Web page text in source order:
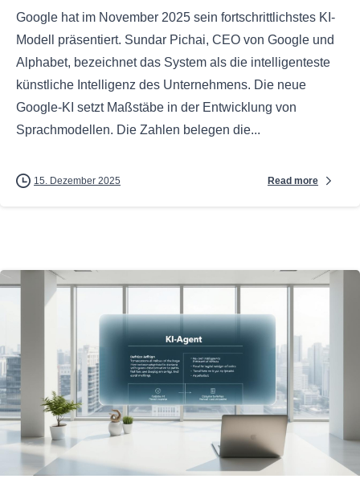
Google hat im November 2025 sein fortschrittlichstes KI-
Modell präsentiert. Sundar Pichai, CEO von Google und
Alphabet, bezeichnet das System als die intelligenteste
künstliche Intelligenz des Unternehmens. Die neue
Google-KI setzt Maßstäbe in der Entwicklung von
Sprachmodellen. Die Zahlen belegen die...
15. Dezember 2025 Read more